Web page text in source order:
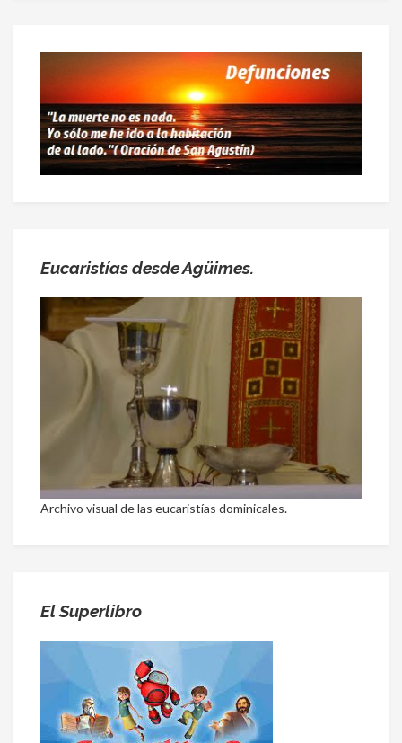
Eucaristías desde Agüimes.
Archivo visual de las eucaristías dominicales.
El Superlibro